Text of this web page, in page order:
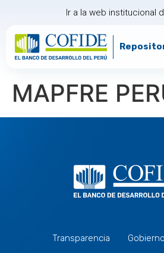
Ir a la web institucional
MAPFRE
Transparencia